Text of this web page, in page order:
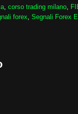
corso trading milano
forex Segnali Forex